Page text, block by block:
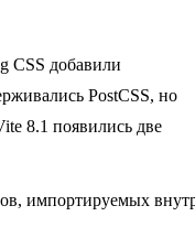
CSS добавили
PostCSS, но
8.1 появились две
импортируемых